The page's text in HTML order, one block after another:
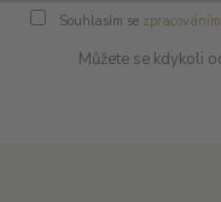
Souhlasím se
Můžete se kdykoli